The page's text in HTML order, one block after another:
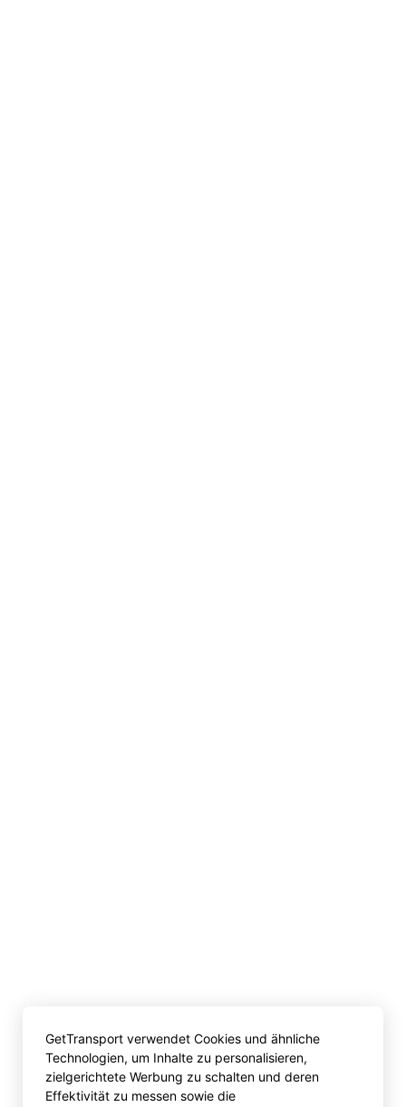
GetTransport verwendet Cookies und ähnliche
Technologien, um Inhalte zu personalisieren,
zielgerichtete Werbung zu schalten und deren
Effektivität zu messen sowie die